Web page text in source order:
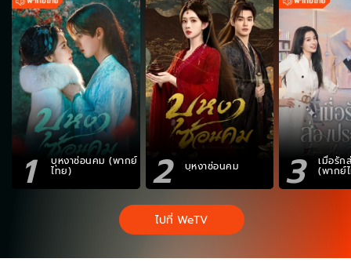
1 บุหงาซ่อนคม (พากย์
ไทย) 2 บุหงาซ่อนคม 3 เมื่อรัก
(พากย์
ไปที่ WeTV